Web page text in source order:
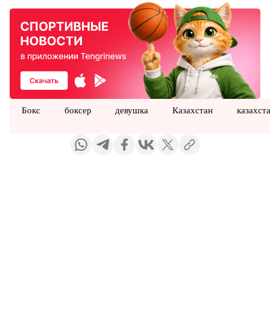
Бокс боксер девушка Казахстан